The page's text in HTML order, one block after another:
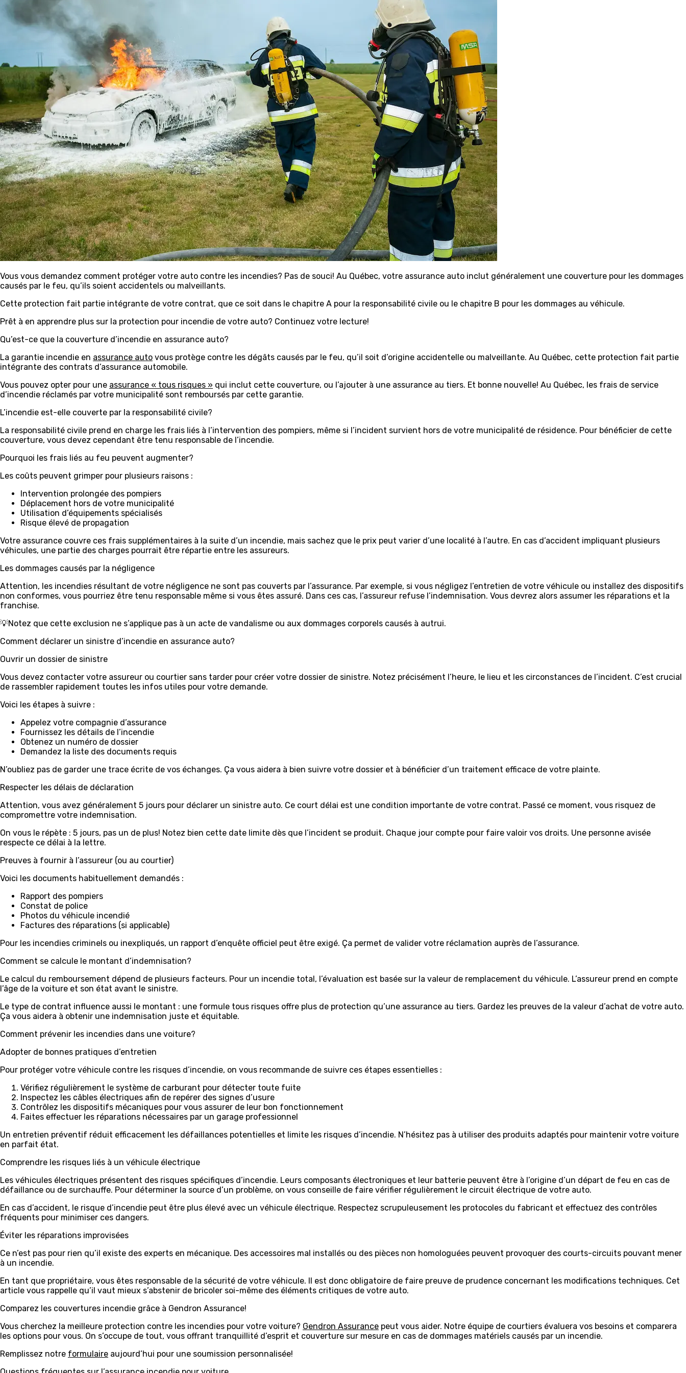
Vous vous demandez comment protéger votre auto contre les incendies? Pas de souci! Au Québec, votre assurance auto inclut généralement une couverture pour les dommages
causés par le feu, qu’ils soient accidentels ou malveillants.
Cette protection fait partie intégrante de votre contrat, que ce soit dans le chapitre A pour la responsabilité civile ou le chapitre B pour les dommages au véhicule.
Prêt à en apprendre plus sur la protection pour incendie de votre auto? Continuez votre lecture!
Qu’est-ce que la couverture d’incendie en assurance auto?
La garantie incendie en assurance auto vous protège contre les dégâts causés par le feu, qu’il soit d’origine accidentelle ou malveillante. Au Québec, cette protection fait partie
intégrante des contrats d’assurance automobile.
Vous pouvez opter pour une assurance « tous risques » qui inclut cette couverture, ou l’ajouter à une assurance au tiers. Et bonne nouvelle! Au Québec, les frais de service
d’incendie réclamés par votre municipalité sont remboursés par cette garantie.
L’incendie est-elle couverte par la responsabilité civile?
La responsabilité civile prend en charge les frais liés à l’intervention des pompiers, même si l’incident survient hors de votre municipalité de résidence. Pour bénéficier de cette
couverture, vous devez cependant être tenu responsable de l’incendie.
Pourquoi les frais liés au feu peuvent augmenter?
Les coûts peuvent grimper pour plusieurs raisons :
Intervention prolongée des pompiers
Déplacement hors de votre municipalité
Utilisation d’équipements spécialisés
Risque élevé de propagation
Votre assurance couvre ces frais supplémentaires à la suite d’un incendie, mais sachez que le prix peut varier d’une localité à l’autre. En cas d’accident impliquant plusieurs
véhicules, une partie des charges pourrait être répartie entre les assureurs.
Les dommages causés par la négligence
Attention, les incendies résultant de votre négligence ne sont pas couverts par l’assurance. Par exemple, si vous négligez l’entretien de votre véhicule ou installez des dispositifs
non conformes, vous pourriez être tenu responsable même si vous êtes assuré. Dans ces cas, l’assureur refuse l’indemnisation. Vous devrez alors assumer les réparations et la
franchise.
💡Notez que cette exclusion ne s’applique pas à un acte de vandalisme ou aux dommages corporels causés à autrui.
Comment déclarer un sinistre d’incendie en assurance auto?
Ouvrir un dossier de sinistre
Vous devez contacter votre assureur ou courtier sans tarder pour créer votre dossier de sinistre. Notez précisément l’heure, le lieu et les circonstances de l’incident. C’est crucial
de rassembler rapidement toutes les infos utiles pour votre demande.
Voici les étapes à suivre :
Appelez votre compagnie d’assurance
Fournissez les détails de l’incendie
Obtenez un numéro de dossier
Demandez la liste des documents requis
N’oubliez pas de garder une trace écrite de vos échanges. Ça vous aidera à bien suivre votre dossier et à bénéficier d’un traitement efficace de votre plainte.
Respecter les délais de déclaration
Attention, vous avez généralement 5 jours pour déclarer un sinistre auto. Ce court délai est une condition importante de votre contrat. Passé ce moment, vous risquez de
compromettre votre indemnisation.
On vous le répète : 5 jours, pas un de plus! Notez bien cette date limite dès que l’incident se produit. Chaque jour compte pour faire valoir vos droits. Une personne avisée
respecte ce délai à la lettre.
Preuves à fournir à l’assureur (ou au courtier)
Voici les documents habituellement demandés :
Rapport des pompiers
Constat de police
Photos du véhicule incendié
Factures des réparations (si applicable)
Pour les incendies criminels ou inexpliqués, un rapport d’enquête officiel peut être exigé. Ça permet de valider votre réclamation auprès de l’assurance.
Comment se calcule le montant d’indemnisation?
Le calcul du remboursement dépend de plusieurs facteurs. Pour un incendie total, l’évaluation est basée sur la valeur de remplacement du véhicule. L’assureur prend en compte
l’âge de la voiture et son état avant le sinistre.
Le type de contrat influence aussi le montant : une formule tous risques offre plus de protection qu’une assurance au tiers. Gardez les preuves de la valeur d’achat de votre auto.
Ça vous aidera à obtenir une indemnisation juste et équitable.
Comment prévenir les incendies dans une voiture?
Adopter de bonnes pratiques d’entretien
Pour protéger votre véhicule contre les risques d’incendie, on vous recommande de suivre ces étapes essentielles :
Vérifiez régulièrement le système de carburant pour détecter toute fuite
Inspectez les câbles électriques afin de repérer des signes d’usure
Contrôlez les dispositifs mécaniques pour vous assurer de leur bon fonctionnement
Faites effectuer les réparations nécessaires par un garage professionnel
Un entretien préventif réduit efficacement les défaillances potentielles et limite les risques d’incendie. N’hésitez pas à utiliser des produits adaptés pour maintenir votre voiture
en parfait état.
Comprendre les risques liés à un véhicule électrique
Les véhicules électriques présentent des risques spécifiques d’incendie. Leurs composants électroniques et leur batterie peuvent être à l’origine d’un départ de feu en cas de
défaillance ou de surchauffe. Pour déterminer la source d’un problème, on vous conseille de faire vérifier régulièrement le circuit électrique de votre auto.
En cas d’accident, le risque d’incendie peut être plus élevé avec un véhicule électrique. Respectez scrupuleusement les protocoles du fabricant et effectuez des contrôles
fréquents pour minimiser ces dangers.
Éviter les réparations improvisées
Ce n’est pas pour rien qu’il existe des experts en mécanique. Des accessoires mal installés ou des pièces non homologuées peuvent provoquer des courts-circuits pouvant mener
à un incendie.
En tant que propriétaire, vous êtes responsable de la sécurité de votre véhicule. Il est donc obligatoire de faire preuve de prudence concernant les modifications techniques. Cet
article vous rappelle qu’il vaut mieux s’abstenir de bricoler soi-même des éléments critiques de votre auto.
Comparez les couvertures incendie grâce à Gendron Assurance!
Vous cherchez la meilleure protection contre les incendies pour votre voiture? Gendron Assurance peut vous aider. Notre équipe de courtiers évaluera vos besoins et comparera
les options pour vous. On s’occupe de tout, vous offrant tranquillité d’esprit et couverture sur mesure en cas de dommages matériels causés par un incendie.
Remplissez notre formulaire aujourd’hui pour une soumission personnalisée!